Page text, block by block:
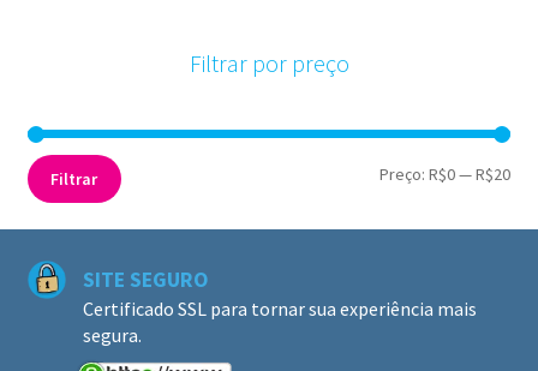
Filtrar por preço
Filtrar Preço:R$0—R$20
SITE SEGURO
Certificado SSL para tornar sua experiência mais
segura.